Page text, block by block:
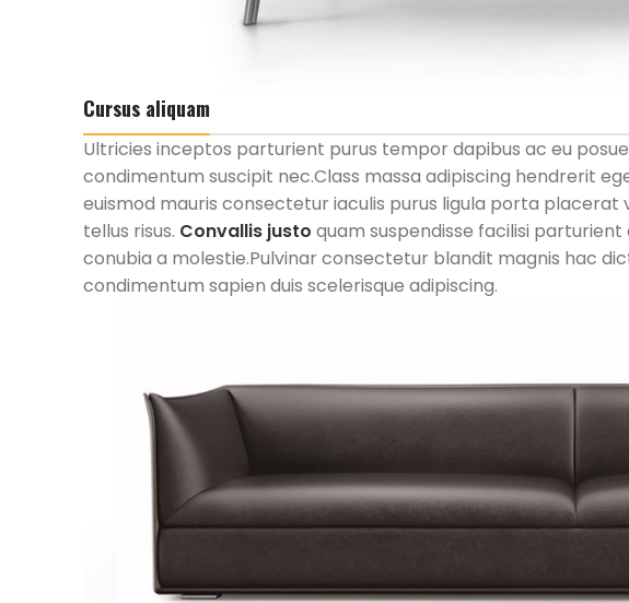
Cursus aliquam
Ultricies inceptos parturient purus tempor dapibus ac eu
condimentum suscipit nec.Class massa adipiscing hendrerit
euismod mauris consectetur iaculis purus ligula porta placerat
tellus risus. Convallis justo quam suspendisse facilisi
conubia a molestie.Pulvinar consectetur blandit magnis hac
condimentum sapien duis scelerisque adipiscing.